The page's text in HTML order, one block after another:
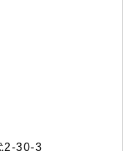
2-30-3